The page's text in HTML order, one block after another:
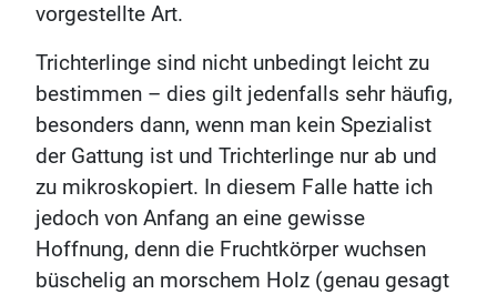
vorgestellte Art.
Trichterlinge sind nicht unbedingt leicht zu
bestimmen – dies gilt jedenfalls sehr häufig,
besonders dann, wenn man kein Spezialist
der Gattung ist und Trichterlinge nur ab und
zu mikroskopiert. In diesem Falle hatte ich
jedoch von Anfang an eine gewisse
Hoffnung, denn die Fruchtkörper wuchsen
büschelig an morschem Holz (genau gesagt